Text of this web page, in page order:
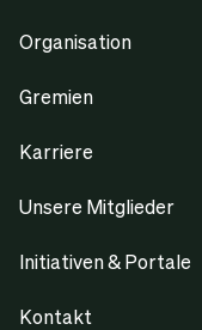
Organisation
Gremien
Karriere
Unsere Mitglieder
Initiativen & Portale
Kontakt